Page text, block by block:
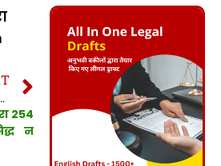
255 | 255 CrPC in hindi
254
न